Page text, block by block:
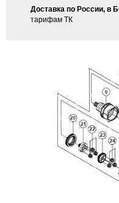
Доставка по России, в
тарифам ТК